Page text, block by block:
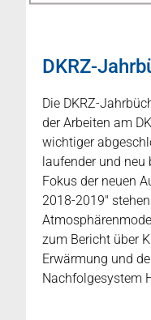
DKRZ-
Die DKRZ-
der Arbeiten am
wichtiger
laufender und neu
Fokus der neuen
2018-2019"
zum Bericht über
Erwärmung und
Nachfolgesystem